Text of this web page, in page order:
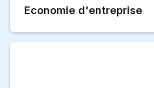
Economie d'entreprise